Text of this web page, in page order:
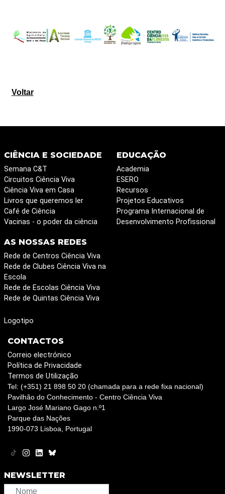
Voltar
CIÊNCIA E SOCIEDADE
Semana C&T
Circuitos Ciência Viva
Ciência Viva em Casa
Livros que queremos ler
Café de Ciência
Vacinas - o poder da ciência
EDUCAÇÃO
Academia
ESERO
Recursos
Projetos Educativos
Programa Internacional de
Desenvolvimento Profissional
AS NOSSAS REDES
Rede de Centros Ciência Viva
Rede de Clubes Ciência Viva na
Escola
Rede de Escolas Ciência Viva
Rede de Quintas Ciência Viva
Logotipo
CONTACTOS
Correio electrónico
Política de Privacidade
Termos de Utilização
Tel: (+351) 21 898 50 20 (chamada para a rede fixa nacional)
Pavilhão do Conhecimento - Centro Ciência Viva
Largo José Mariano Gago n.º1
Parque das Nações
1990-073 Lisboa, Portugal
NEWSLETTER